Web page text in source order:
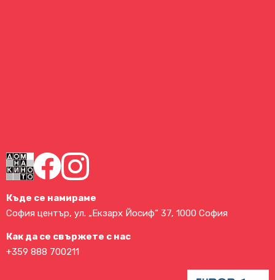
Къде се намираме
София център, ул. „Екзарх Йосиф“ 37, 1000 София
Как да се свържете с нас
+359 888 700211